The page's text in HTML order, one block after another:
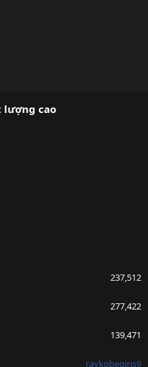
lượng cao
237,512
277,422
139,471
raykobegiris9